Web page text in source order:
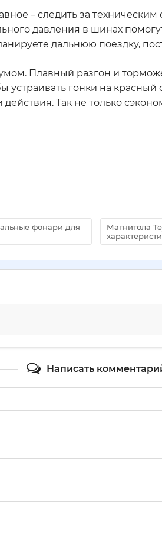
– следить за
давления в шинах
дальнюю поездку,
Плавный разгон и
устраивать гонки на
Так не только
фонари для
Магнитола
Написать